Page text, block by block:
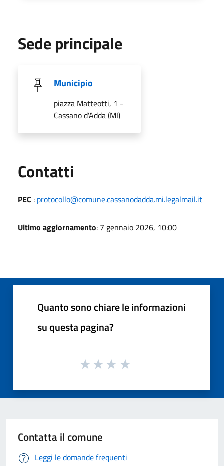
Sede principale
Municipio
piazza Matteotti, 1 -
Cassano d'Adda (MI)
Contatti
PEC : protocollo@comune.cassanodadda.mi.legalmail.it
Ultimo aggiornamento: 7 gennaio 2026, 10:00
Quanto sono chiare le informazioni
su questa pagina?
Contatta il comune
Leggi le domande frequenti